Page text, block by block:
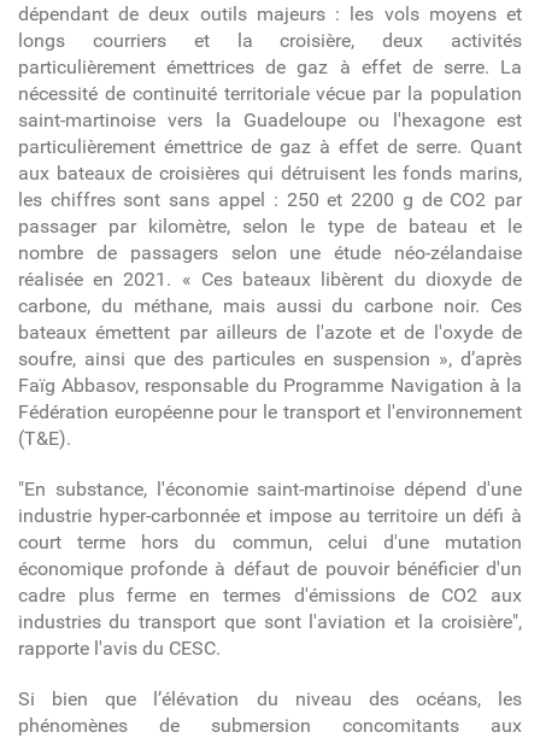
dépendant de deux outils majeurs : les vols moyens et
longs courriers et la croisière, deux activités
particulièrement émettrices de gaz à effet de serre. La
nécessité de continuité territoriale vécue par la population
saint-martinoise vers la Guadeloupe ou l'hexagone est
particulièrement émettrice de gaz à effet de serre. Quant
aux bateaux de croisières qui détruisent les fonds marins,
les chiffres sont sans appel : 250 et 2200 g de CO2 par
passager par kilomètre, selon le type de bateau et le
nombre de passagers selon une étude néo-zélandaise
réalisée en 2021. « Ces bateaux libèrent du dioxyde de
carbone, du méthane, mais aussi du carbone noir. Ces
bateaux émettent par ailleurs de l'azote et de l'oxyde de
soufre, ainsi que des particules en suspension », d’après
Faïg Abbasov, responsable du Programme Navigation à la
Fédération européenne pour le transport et l'environnement
(T&E).
"En substance, l'économie saint-martinoise dépend d'une
industrie hyper-carbonnée et impose au territoire un défi à
court terme hors du commun, celui d'une mutation
économique profonde à défaut de pouvoir bénéficier d'un
cadre plus ferme en termes d'émissions de CO2 aux
industries du transport que sont l'aviation et la croisière",
rapporte l'avis du CESC.
Si bien que l’élévation du niveau des océans, les
phénomènes de submersion concomitants aux